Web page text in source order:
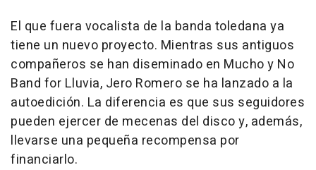
El que fuera vocalista de la banda toledana ya
tiene un nuevo proyecto. Mientras sus antiguos
compañeros se han diseminado en Mucho y No
Band for Lluvia, Jero Romero se ha lanzado a la
autoedición. La diferencia es que sus seguidores
pueden ejercer de mecenas del disco y, además,
llevarse una pequeña recompensa por
financiarlo.